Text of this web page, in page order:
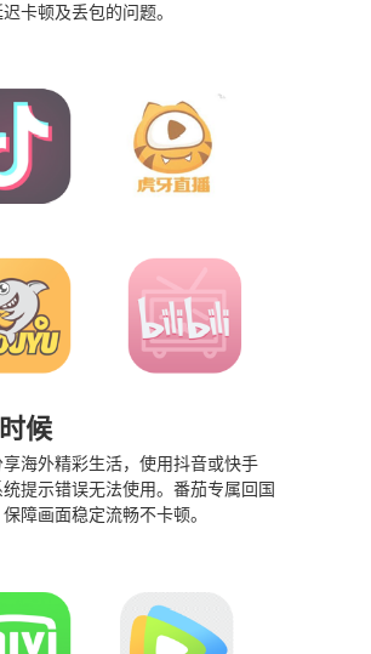
卡顿及丢包的问题。
候
海外精彩生活，使用抖音或快手
提示错误无法使用。番茄专属回国
障画面稳定流畅不卡顿。